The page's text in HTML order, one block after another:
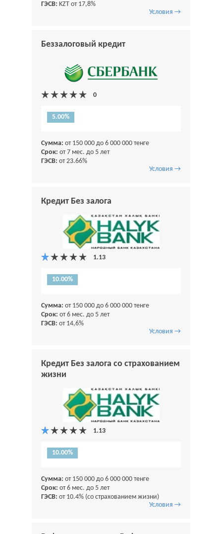
ГЭСВ: KZT от 17,8%
Условия →
Беззалоговый кредит
5.00%
Сумма: от 150 000 до 6 000 000 тенге
Срок: от 7 мес. до 5 лет
ГЭСВ: от 23.66%
Условия →
Кредит Без залога
10.00%
Сумма: от 150 000 до 6 000 000 тенге
Срок: от 6 мес. до 5 лет
ГЭСВ: от 14,6%
Условия →
Кредит Без залога со страхованием
жизни
10.00%
Сумма: от 150 000 до 6 000 000 тенге
Срок: от 6 мес. до 5 лет
ГЭСВ: от 10.4% (со страхованием жизни)
Условия →